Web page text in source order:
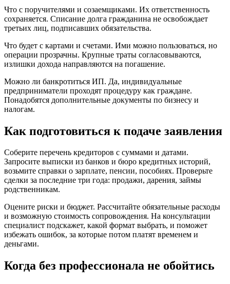
Что с поручителями и созаемщиками. Их ответственность
сохраняется. Списание долга гражданина не освобождает
третьих лиц, подписавших обязательства.
Что будет с картами и счетами. Ими можно пользоваться, но
операции прозрачны. Крупные траты согласовываются,
излишки дохода направляются на погашение.
Можно ли банкротиться ИП. Да, индивидуальные
предприниматели проходят процедуру как граждане.
Понадобятся дополнительные документы по бизнесу и
налогам.
Как подготовиться к подаче заявления
Соберите перечень кредиторов с суммами и датами.
Запросите выписки из банков и бюро кредитных историй,
возьмите справки о зарплате, пенсии, пособиях. Проверьте
сделки за последние три года: продажи, дарения, займы
родственникам.
Оцените риски и бюджет. Рассчитайте обязательные расходы
и возможную стоимость сопровождения. На консультации
специалист подскажет, какой формат выбрать, и поможет
избежать ошибок, за которые потом платят временем и
деньгами.
Когда без профессионала не обойтись